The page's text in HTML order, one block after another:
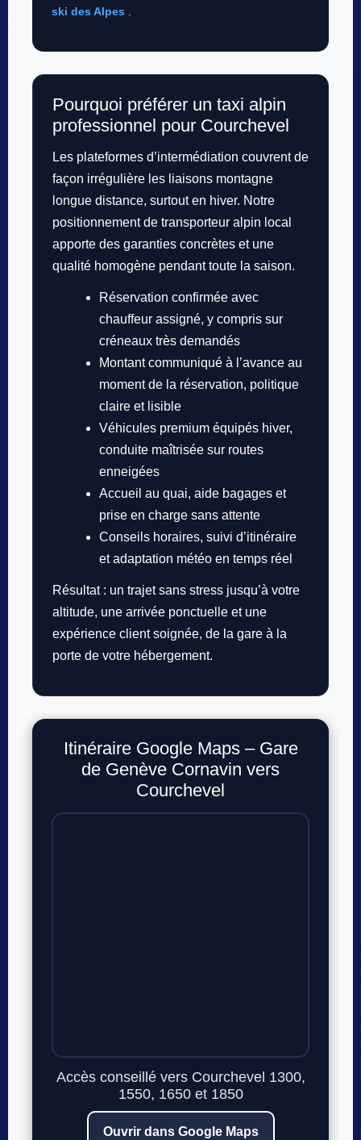
ski des Alpes
Pourquoi préférer un taxi alpin
professionnel pour Courchevel
Les plateformes d’intermédiation couvrent de
façon irrégulière les liaisons montagne
longue distance, surtout en hiver. Notre
positionnement de transporteur alpin local
apporte des garanties concrètes et une
qualité homogène pendant toute la saison.
Réservation confirmée avec
chauffeur assigné, y compris sur
créneaux très demandés
Montant communiqué à l’avance au
moment de la réservation, politique
claire et lisible
Véhicules premium équipés hiver,
conduite maîtrisée sur routes
enneigées
Accueil au quai, aide bagages et
prise en charge sans attente
Conseils horaires, suivi d’itinéraire
et adaptation météo en temps réel
Résultat : un trajet sans stress jusqu’à votre
altitude, une arrivée ponctuelle et une
expérience client soignée, de la gare à la
porte de votre hébergement.
Itinéraire Google Maps – Gare
de Genève Cornavin vers
Courchevel
Accès conseillé vers Courchevel 1300,
1550, 1650 et 1850
Ouvrir dans Google Maps